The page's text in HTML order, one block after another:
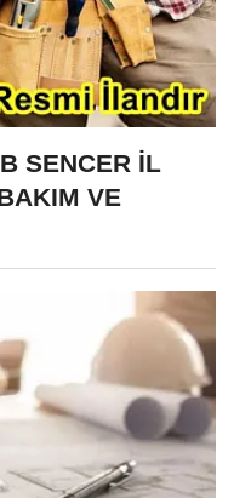
SENCER İL
VE